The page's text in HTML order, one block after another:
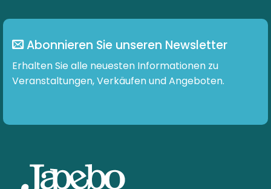
Abonnieren Sie unseren Newsletter
Erhalten Sie alle neuesten Informationen zu
Veranstaltungen, Verkäufen und Angeboten.